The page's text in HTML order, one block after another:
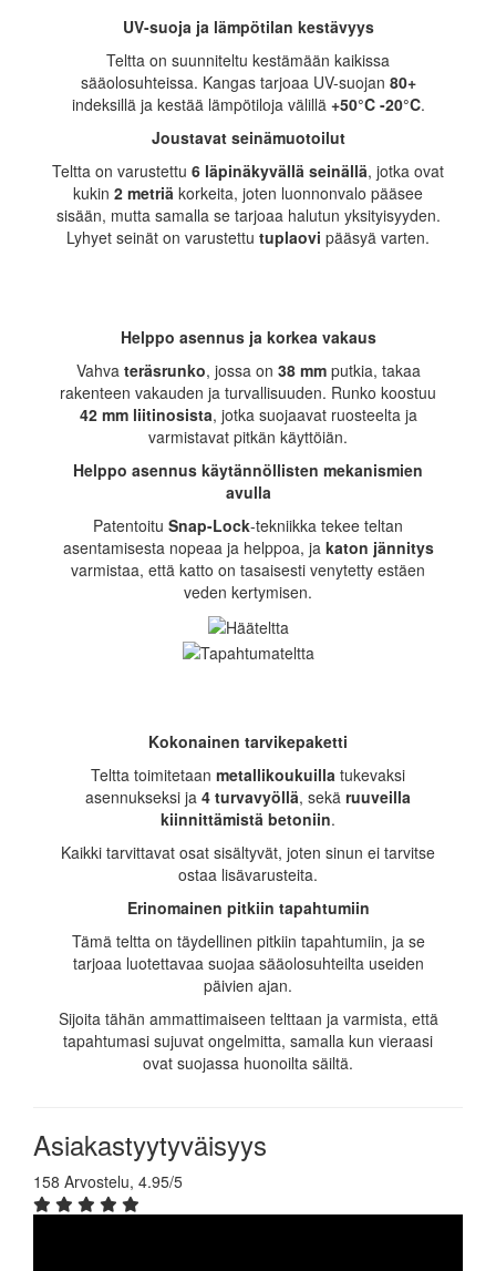
UV-suoja ja lämpötilan kestävyys
Teltta on suunniteltu kestämään kaikissa
sääolosuhteissa. Kangas tarjoaa UV-suojan 80+
indeksillä ja kestää lämpötiloja välillä +50°C -20°C.
Joustavat seinämuotoilut
Teltta on varustettu 6 läpinäkyvällä seinällä, jotka ovat
kukin 2 metriä korkeita, joten luonnonvalo pääsee
sisään, mutta samalla se tarjoaa halutun yksityisyyden.
Lyhyet seinät on varustettu tuplaovi pääsyä varten.
Helppo asennus ja korkea vakaus
Vahva teräsrunko, jossa on 38 mmputkia, takaa
rakenteen vakauden ja turvallisuuden. Runko koostuu
42 mm liitinosista, jotka suojaavat ruosteelta ja
varmistavat pitkän käyttöiän.
Helppo asennus käytännöllisten mekanismien
avulla
Patentoitu Snap-Lock-tekniikka tekee teltan
asentamisesta nopeaa ja helppoa, ja katon jännitys
varmistaa, että katto on tasaisesti venytetty estäen
veden kertymisen.
Kokonainen tarvikepaketti
Teltta toimitetaan metallikoukuilla tukevaksi
asennukseksi ja 4 turvavyöllä, sekä ruuveilla
kiinnittämistä betoniin.
Kaikki tarvittavat osat sisältyvät, joten sinun ei tarvitse
ostaa lisävarusteita.
Erinomainen pitkiin tapahtumiin
Tämä teltta on täydellinen pitkiin tapahtumiin, ja se
tarjoaa luotettavaa suojaa sääolosuhteilta useiden
päivien ajan.
Sijoita tähän ammattimaiseen telttaan ja varmista, että
tapahtumasi sujuvat ongelmitta, samalla kun vieraasi
ovat suojassa huonoilta säiltä.
Asiakastyytyväisyys
158 Arvostelu, 4.95/5